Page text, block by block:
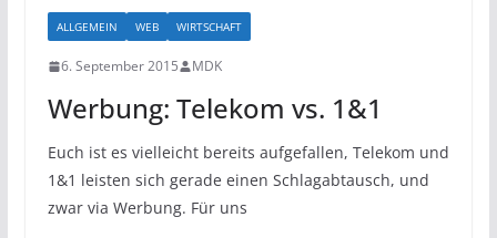
ALLGEMEIN WEB WIRTSCHAFT
6. September 2015 MDK
Werbung: Telekom vs. 1&1
Euch ist es vielleicht bereits aufgefallen, Telekom und
1&1 leisten sich gerade einen Schlagabtausch, und
zwar via Werbung. Für uns